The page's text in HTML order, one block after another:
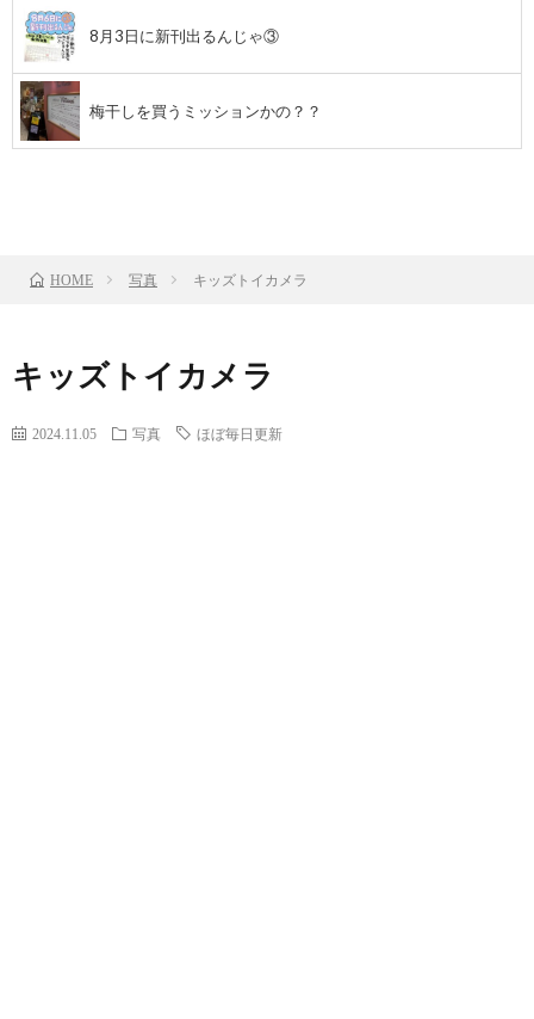
8月3日に新刊出るんじゃ③
梅干しを買うミッションかの？？
HOME 写真 キッズトイカメラ
キッズトイカメラ
2024.11.05 写真 ほぼ毎日更新